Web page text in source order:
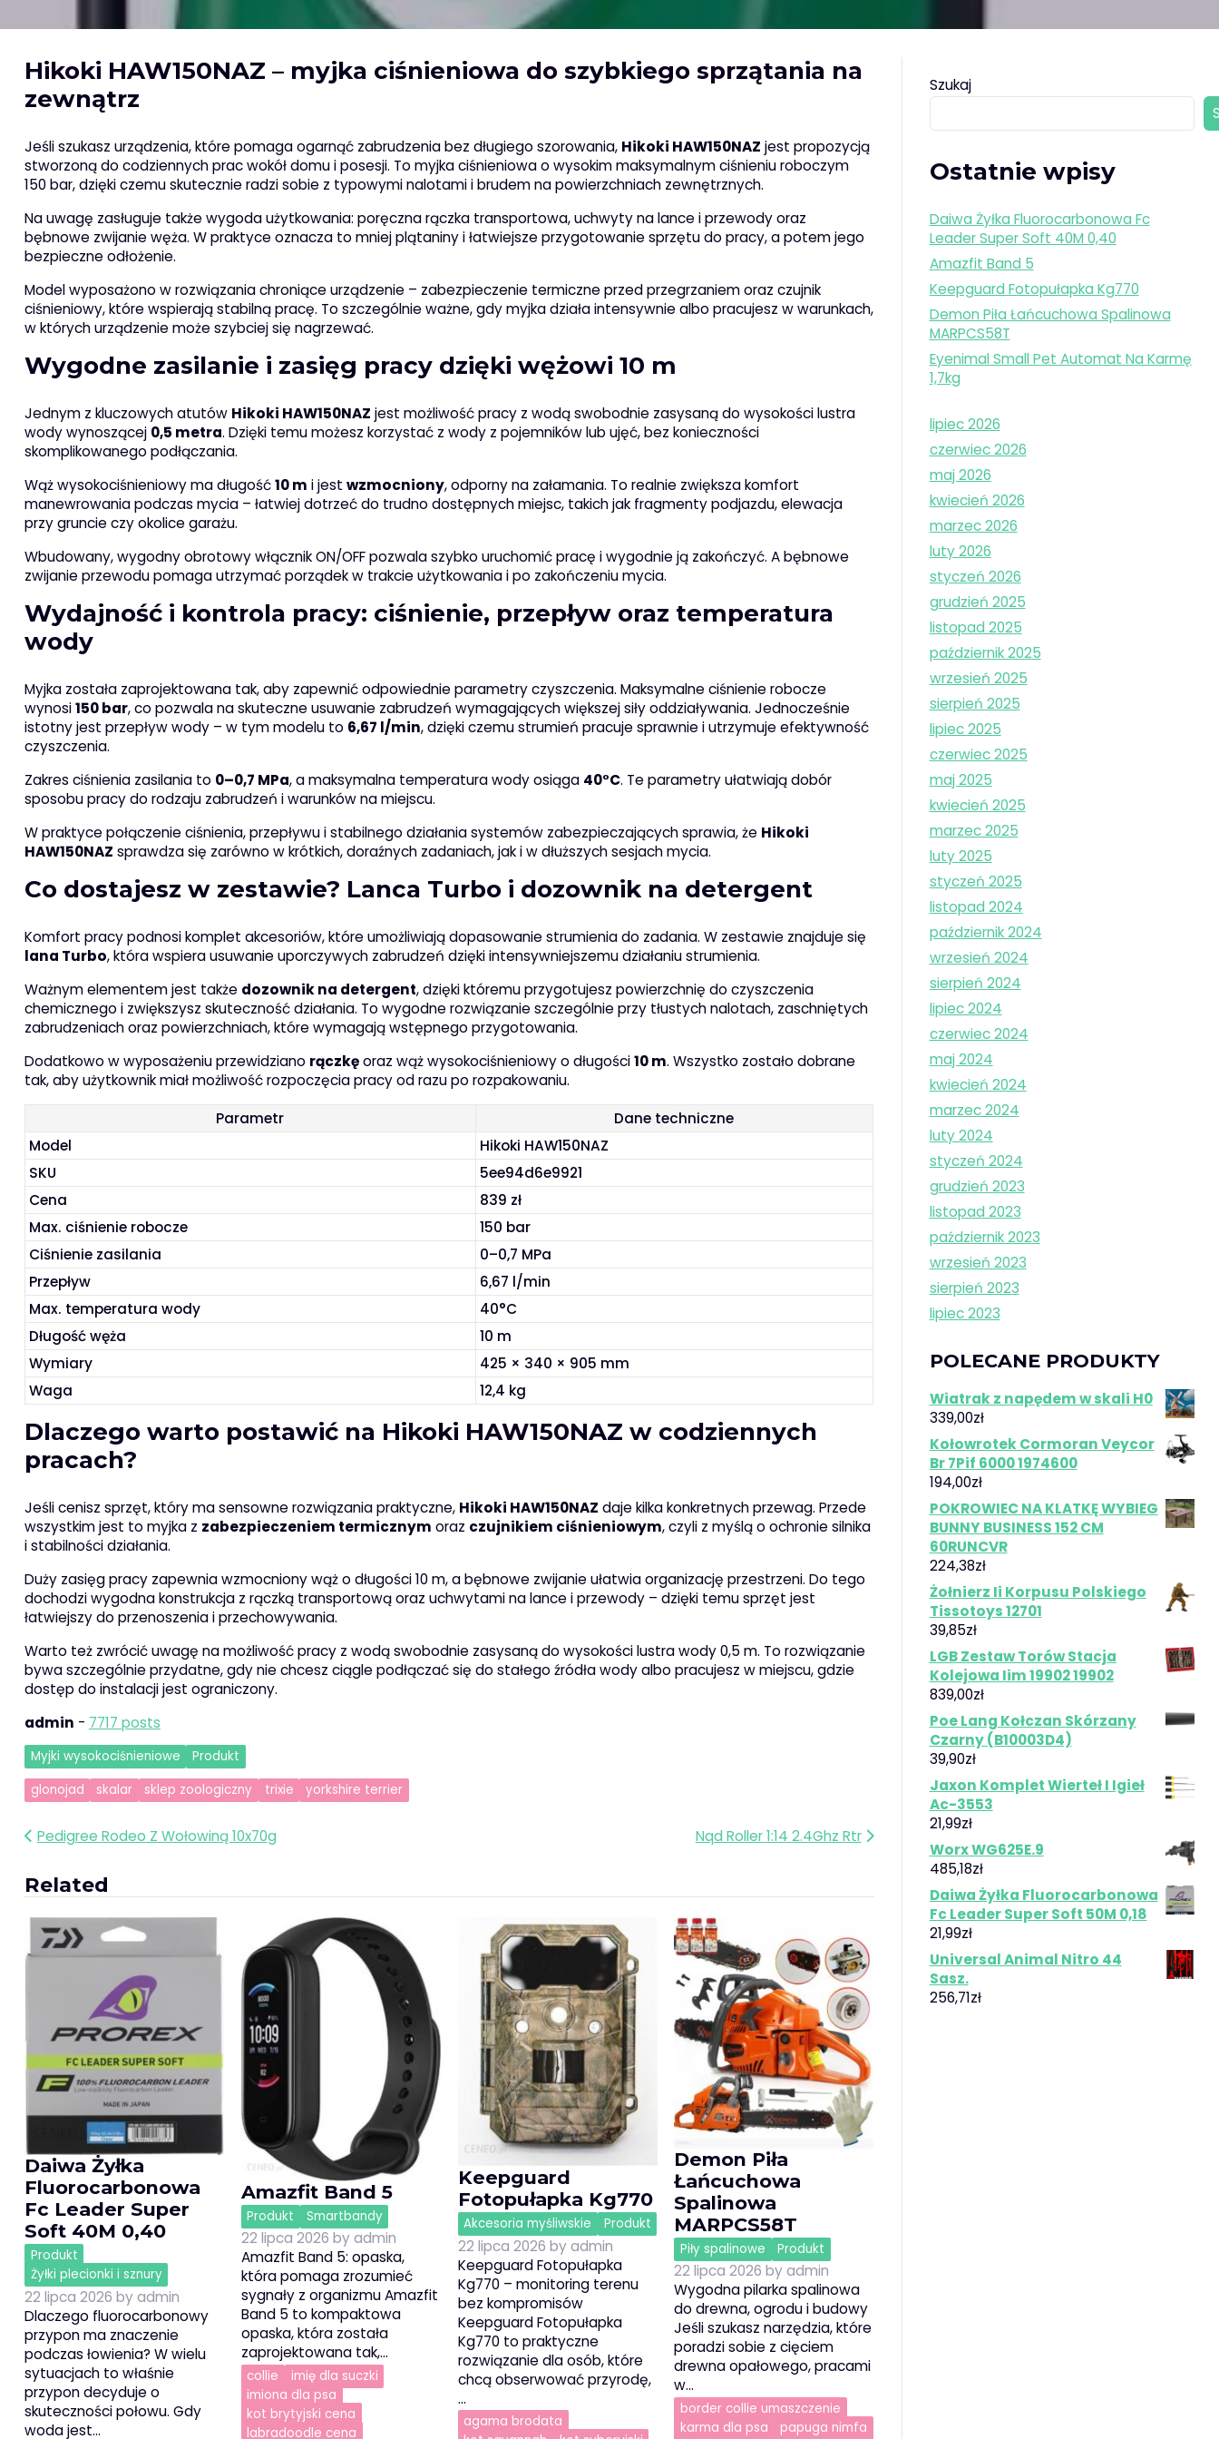
Hikoki HAW150NAZ – myjka ciśnieniowa do szybkiego sprzątania na
zewnątrz
Jeśli szukasz urządzenia, które pomaga ogarnąć zabrudzenia bez długiego szorowania, Hikoki HAW150NAZ jest propozycją
stworzoną do codziennych prac wokół domu i posesji. To myjka ciśnieniowa o wysokim maksymalnym ciśnieniu roboczym
150 bar, dzięki czemu skutecznie radzi sobie z typowymi nalotami i brudem na powierzchniach zewnętrznych.
Na uwagę zasługuje także wygoda użytkowania: poręczna rączka transportowa, uchwyty na lance i przewody oraz
bębnowe zwijanie węża. W praktyce oznacza to mniej plątaniny i łatwiejsze przygotowanie sprzętu do pracy, a potem jego
bezpieczne odłożenie.
Model wyposażono w rozwiązania chroniące urządzenie – zabezpieczenie termiczne przed przegrzaniem oraz czujnik
ciśnieniowy, które wspierają stabilną pracę. To szczególnie ważne, gdy myjka działa intensywnie albo pracujesz w warunkach,
w których urządzenie może szybciej się nagrzewać.
Wygodne zasilanie i zasięg pracy dzięki wężowi 10 m
Jednym z kluczowych atutów Hikoki HAW150NAZ jest możliwość pracy z wodą swobodnie zasysaną do wysokości lustra
wody wynoszącej 0,5 metra. Dzięki temu możesz korzystać z wody z pojemników lub ujęć, bez konieczności
skomplikowanego podłączania.
Wąż wysokociśnieniowy ma długość10 m i jest wzmocniony, odporny na załamania. To realnie zwiększa komfort
manewrowania podczas mycia – łatwiej dotrzeć do trudno dostępnych miejsc, takich jak fragmenty podjazdu, elewacja
przy gruncie czy okolice garażu.
Wbudowany, wygodny obrotowy włącznik ON/OFF pozwala szybko uruchomić pracę i wygodnie ją zakończyć. A bębnowe
zwijanie przewodu pomaga utrzymać porządek w trakcie użytkowania i po zakończeniu mycia.
Wydajność i kontrola pracy: ciśnienie, przepływ oraz temperatura
wody
Myjka została zaprojektowana tak, aby zapewnić odpowiednie parametry czyszczenia. Maksymalne ciśnienie robocze
wynosi150 bar, co pozwala na skuteczne usuwanie zabrudzeń wymagających większej siły oddziaływania. Jednocześnie
istotny jest przepływ wody – w tym modelu to 6,67 l/min, dzięki czemu strumień pracuje sprawnie i utrzymuje efektywność
czyszczenia.
Zakres ciśnienia zasilania to 0–0,7 MPa, a maksymalna temperatura wody osiąga 40°C. Te parametry ułatwiają dobór
sposobu pracy do rodzaju zabrudzeń i warunków na miejscu.
W praktyce połączenie ciśnienia, przepływu i stabilnego działania systemów zabezpieczających sprawia, że Hikoki
HAW150NAZ sprawdza się zarówno w krótkich, doraźnych zadaniach, jak i w dłuższych sesjach mycia.
Co dostajesz w zestawie? Lanca Turbo i dozownik na detergent
Komfort pracy podnosi komplet akcesoriów, które umożliwiają dopasowanie strumienia do zadania. W zestawie znajduje się
lana Turbo, która wspiera usuwanie uporczywych zabrudzeń dzięki intensywniejszemu działaniu strumienia.
Ważnym elementem jest także dozownik na detergent, dzięki któremu przygotujesz powierzchnię do czyszczenia
chemicznego i zwiększysz skuteczność działania. To wygodne rozwiązanie szczególnie przy tłustych nalotach, zaschniętych
zabrudzeniach oraz powierzchniach, które wymagają wstępnego przygotowania.
Dodatkowo w wyposażeniu przewidziano rączkęoraz wąż wysokociśnieniowy o długości10 m. Wszystko zostało dobrane
tak, aby użytkownik miał możliwość rozpoczęcia pracy od razu po rozpakowaniu.
Parametr
Dane techniczne
Model
Hikoki HAW150NAZ
SKU
5ee94d6e9921
Cena
839 zł
Max. ciśnienie robocze
150 bar
Ciśnienie zasilania
0–0,7 MPa
Przepływ
6,67 l/min
Max. temperatura wody
40°C
Długość węża
10 m
Wymiary
425 × 340 × 905 mm
Waga
12,4 kg
Dlaczego warto postawić na Hikoki HAW150NAZ w codziennych
pracach?
Jeśli cenisz sprzęt, który ma sensowne rozwiązania praktyczne, Hikoki HAW150NAZ daje kilka konkretnych przewag. Przede
wszystkim jest to myjka z zabezpieczeniem termicznym oraz czujnikiem ciśnieniowym, czyli z myślą o ochronie silnika
i stabilności działania.
Duży zasięg pracy zapewnia wzmocniony wąż o długości 10 m, a bębnowe zwijanie ułatwia organizację przestrzeni. Do tego
dochodzi wygodna konstrukcja z rączką transportową oraz uchwytami na lance i przewody – dzięki temu sprzęt jest
łatwiejszy do przenoszenia i przechowywania.
Warto też zwrócić uwagę na możliwość pracy z wodą swobodnie zasysaną do wysokości lustra wody 0,5 m. To rozwiązanie
bywa szczególnie przydatne, gdy nie chcesz ciągle podłączać się do stałego źródła wody albo pracujesz w miejscu, gdzie
dostęp do instalacji jest ograniczony.
admin - 7717 posts
Myjki wysokociśnieniowe
Produkt
glonojad
skalar sklep zoologiczny trixie yorkshire terrier
Nawigacja
Pedigree Rodeo Z Wołowiną 10x70g Nqd Roller 1:14 2.4Ghz Rtr
Related
Daiwa Żyłka
Fluorocarbonowa
Fc Leader Super
Soft 40M 0,40
Produkt
Żyłki plecionki i sznury
22 lipca 2026 byadmin
Dlaczego fluorocarbonowy
przypon ma znaczenie
podczas łowienia? W wielu
sytuacjach to właśnie
przypon decyduje o
skuteczności połowu. Gdy
woda jest…
Amazfit Band 5
Produkt Smartbandy
22 lipca 2026 byadmin
Amazfit Band 5: opaska,
która pomaga zrozumieć
sygnały z organizmu Amazfit
Band 5 to kompaktowa
opaska, która została
zaprojektowana tak,…
collie
imię dla suczki
imiona dla psa
kot brytyjski cena
labradoodle cena
Keepguard
Fotopułapka Kg770
Akcesoria myśliwskie Produkt
22 lipca 2026 byadmin
Keepguard Fotopułapka
Kg770 – monitoring terenu
bez kompromisów
Keepguard Fotopułapka
Kg770 to praktyczne
rozwiązanie dla osób, które
chcą obserwować przyrodę,
…
agama brodata
Demon Piła
Łańcuchowa
Spalinowa
MARPCS58T
Piły spalinowe Produkt
22 lipca 2026 byadmin
Wygodna pilarka spalinowa
do drewna, ogrodu i budowy
Jeśli szukasz narzędzia, które
poradzi sobie z cięciem
drewna opałowego, pracami
w…
border collie umaszczenie
karma dla psa
papuga nimfa
Szukaj
Ostatnie wpisy
Daiwa Żyłka Fluorocarbonowa Fc
Leader Super Soft 40M 0,40
Amazfit Band 5
Keepguard Fotopułapka Kg770
Demon Piła Łańcuchowa Spalinowa
MARPCS58T
Eyenimal Small Pet Automat Na Karmę
1,7kg
lipiec 2026
czerwiec 2026
maj 2026
kwiecień 2026
marzec 2026
luty 2026
styczeń 2026
grudzień 2025
listopad 2025
październik 2025
wrzesień 2025
sierpień 2025
lipiec 2025
czerwiec 2025
maj 2025
kwiecień 2025
marzec 2025
luty 2025
styczeń 2025
listopad 2024
październik 2024
wrzesień 2024
sierpień 2024
lipiec 2024
czerwiec 2024
maj 2024
kwiecień 2024
marzec 2024
luty 2024
styczeń 2024
grudzień 2023
listopad 2023
październik 2023
wrzesień 2023
sierpień 2023
lipiec 2023
POLECANE PRODUKTY
Wiatrak z napędem w skali H0
339,00zł
Kołowrotek Cormoran Veycor
Br 7Pif 6000 1974600
194,00zł
POKROWIEC NA KLATKĘ WYBIEG
BUNNY BUSINESS 152 CM
60RUNCVR
224,38zł
Żołnierz Ii Korpusu Polskiego
Tissotoys 12701
39,85zł
LGB Zestaw Torów Stacja
Kolejowa Iim 19902 19902
839,00zł
Poe Lang Kołczan Skórzany
Czarny (B10003D4)
39,90zł
Jaxon Komplet Wierteł I Igieł
Ac-3553
21,99zł
Worx WG625E.9
485,18zł
Daiwa Żyłka Fluorocarbonowa
Fc Leader Super Soft 50M 0,18
21,99zł
Universal Animal Nitro 44
Sasz.
256,71zł